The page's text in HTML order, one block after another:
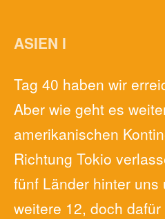
ASIEN I
Tag 40 haben wir
Aber wie geht es
amerikanischen
Richtung Tokio
fünf Länder hinter uns
weitere 12, doch